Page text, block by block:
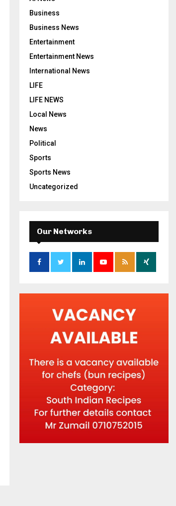
Business
Business News
Entertainment
Entertainment News
International News
LIFE
LIFE NEWS
Local News
News
Political
Sports
Sports News
Uncategorized
Our Networks